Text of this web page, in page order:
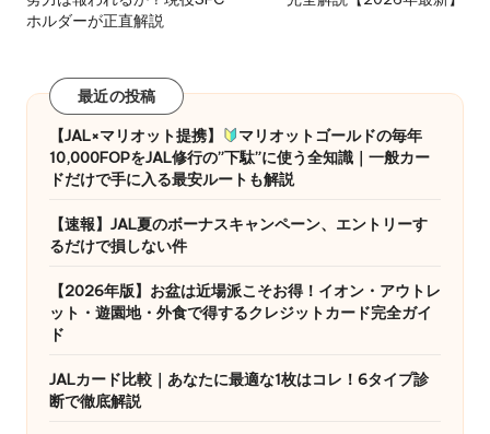
ホルダーが正直解説
最近の投稿
【JAL×マリオット提携】
マリオットゴールドの毎年
10,000FOPをJAL修行の”下駄”に使う全知識｜一般カー
ドだけで手に入る最安ルートも解説
【速報】JAL夏のボーナスキャンペーン、エントリーす
るだけで損しない件
【2026年版】お盆は近場派こそお得！イオン・アウトレ
ット・遊園地・外食で得するクレジットカード完全ガイ
ド
JALカード比較｜あなたに最適な1枚はコレ！6タイプ診
断で徹底解説